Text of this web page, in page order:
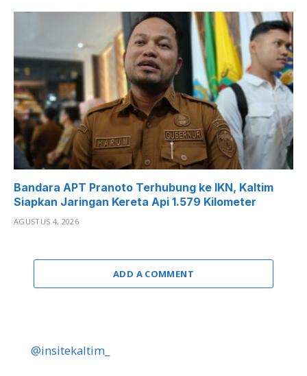
Bandara APT Pranoto Terhubung ke IKN, Kaltim
Siapkan Jaringan Kereta Api 1.579 Kilometer
AGUSTUS 4, 2026
ADD A COMMENT
@insitekaltim_